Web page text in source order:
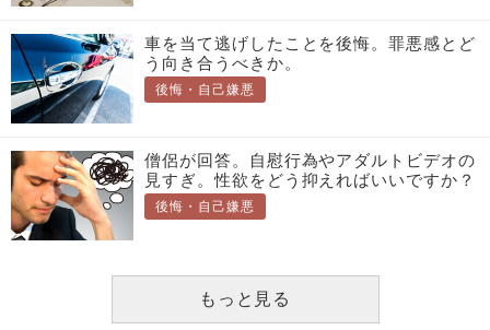
車を当て逃げしたことを後悔。罪悪感とど
う向き合うべきか。
後悔・自己嫌悪
僧侶が回答。自慰行為やアダルトビデオの
見すぎ。性欲をどう抑えればいいですか？
後悔・自己嫌悪
もっと見る